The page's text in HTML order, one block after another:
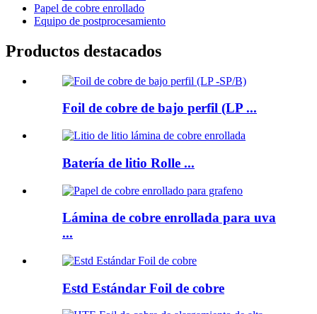
Papel de cobre enrollado
Equipo de postprocesamiento
Productos destacados
Foil de cobre de bajo perfil (LP ...
Batería de litio Rolle ...
Lámina de cobre enrollada para uva
...
Estd Estándar Foil de cobre